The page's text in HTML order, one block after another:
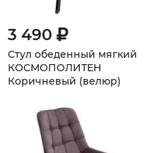
3 490
Стул обеденный мягкий
КОСМОПОЛИТЕН
Коричневый (велюр)